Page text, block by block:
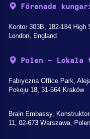
Förenade
Kontor 303B, 182-184 High
London, England
Polen - Lokala
Fabryczna Office Park,
Pokoju 18, 31-564 Kraków
Brain Embassy,
11, 02-673 Warszawa, Polen